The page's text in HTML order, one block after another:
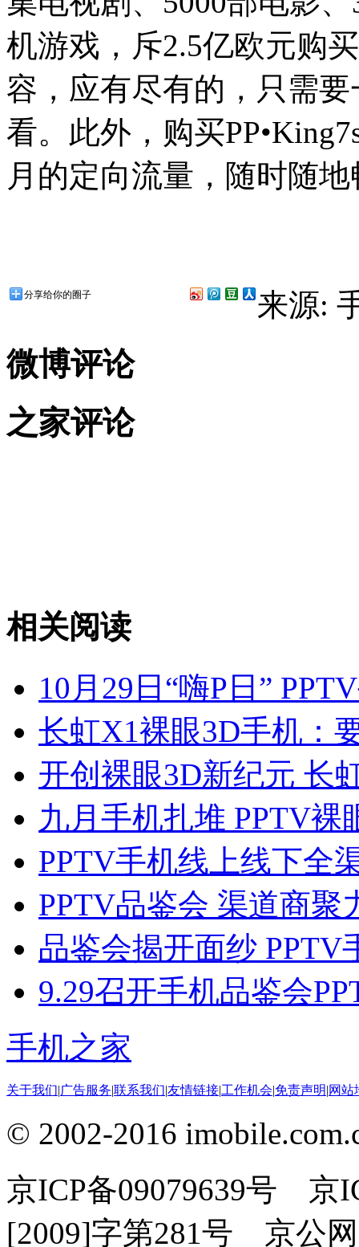
机游戏，斥2.5亿欧元购
容，应有尽有的，只需
看。此外，购买
月的定向流量，随时随
分享给你的圈子 来源:
微博评论
之家评论
相关阅读
10月29日“嗨P日”
长虹X1裸眼3D手机：
开创裸眼3D新纪元 长
九月手机扎堆 PPTV裸
PPTV手机线上线下全
PPTV品鉴会 渠道商聚
品鉴会揭开面纱 PPTV
9.29召开手机品鉴会
手机之家
关于我们|广告服务|联系我们|友情链接|工作机会|免责声明|网站
© 2002-2016
京ICP备09079639号 京
[2009]字第281号 京公网